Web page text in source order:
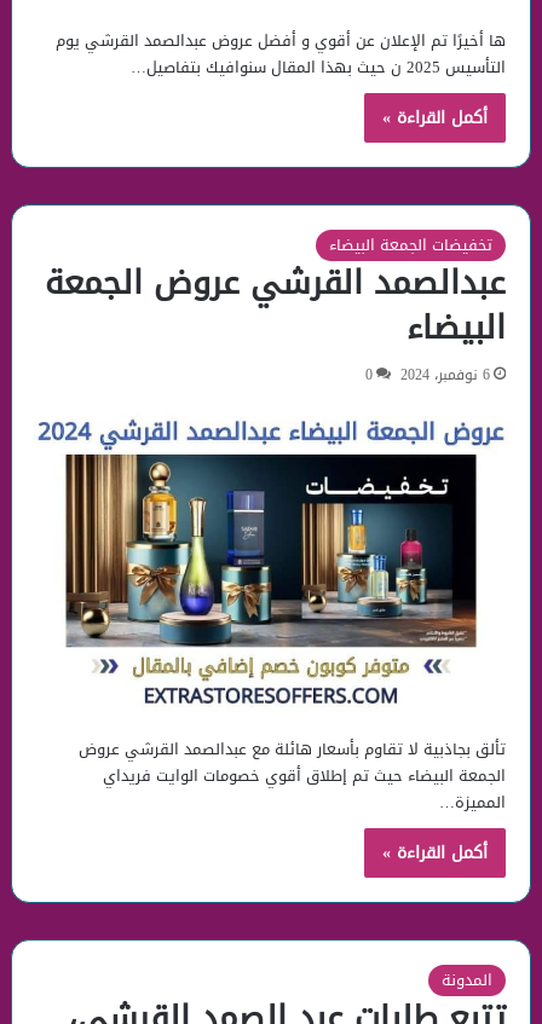
ها أخيرًا تم الإعلان عن أقوي و أفضل عروض عبدالصمد القرشي يوم
التأسيس 2025 ن حيث بهذا المقال سنوافيك بتفاصيل…
أكمل القراءة »
تخفيضات الجمعة البيضاء
عبدالصمد القرشي عروض الجمعة
البيضاء
6 نوفمبر، 2024 0
تألق بجاذبية لا تقاوم بأسعار هائلة مع عبدالصمد القرشي عروض
الجمعة البيضاء حيث تم إطلاق أقوي خصومات الوايت فريداي
المميزة…
أكمل القراءة »
المدونة